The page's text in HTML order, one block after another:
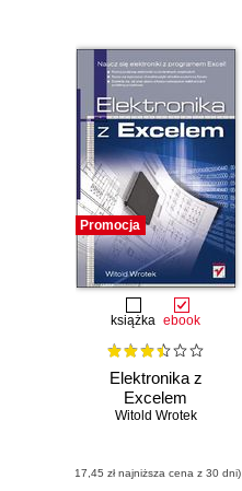
Promocja
książka ebook
Elektronika z
Excelem
Witold Wrotek
(17,45 zł najniższa cena z 30 dni)